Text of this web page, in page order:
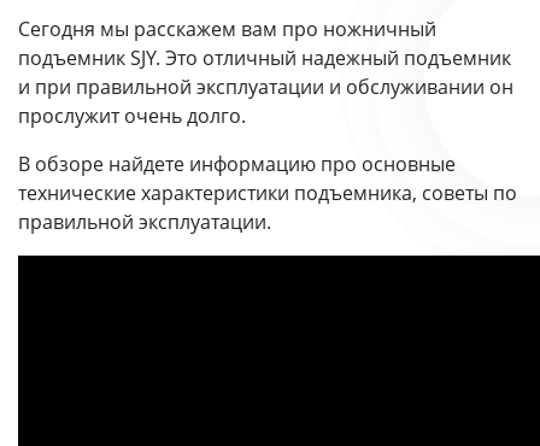
Сегодня мы расскажем вам про ножничный
подъемник SJY. Это отличный надежный подъемник
и при правильной эксплуатации и обслуживании он
прослужит очень долго.
В обзоре найдете информацию про основные
технические характеристики подъемника, советы по
правильной эксплуатации.